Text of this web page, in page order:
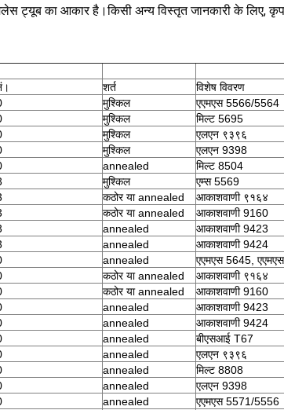
ट्यूब का आकार है।किसी अन्य विस्तृत जानकारी के लिए,
शर्त
विशेष विवरण
मुश्किल
एएमएस 5566/5564
मुश्किल
मिल्ट 5695
मुश्किल
एलएन ९३९६
मुश्किल
एलएन 9398
annealed
मिल्ट 8504
मुश्किल
एम्स 5569
कठोर या annealed
आकाशवाणी ९१६४
कठोर या annealed
आकाशवाणी 9160
annealed
आकाशवाणी 9423
annealed
आकाशवाणी 9424
annealed
एएमएस 5645,
कठोर या annealed
आकाशवाणी ९१६४
कठोर या annealed
आकाशवाणी 9160
annealed
आकाशवाणी 9423
annealed
आकाशवाणी 9424
annealed
बीएसआई T67
annealed
एलएन ९३९६
annealed
मिल्ट 8808
annealed
एलएन 9398
annealed
एएमएस 5571/5556